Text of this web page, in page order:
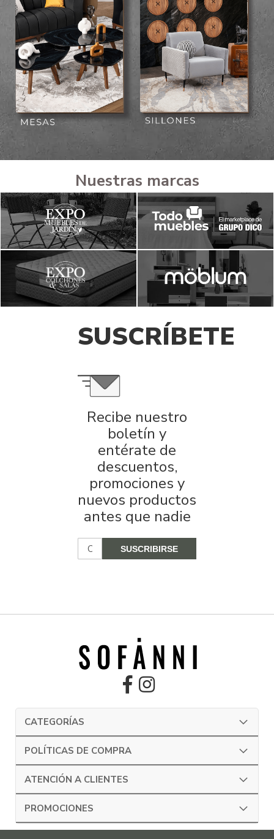
Nuestras marcas
SUSCRÍBETE
Recibe nuestro
boletín y
entérate de
descuentos,
promociones y
nuevos productos
antes que nadie
CATEGORÍAS
POLÍTICAS DE COMPRA
ATENCIÓN A CLIENTES
PROMOCIONES